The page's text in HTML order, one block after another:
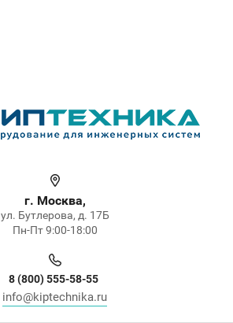
г. Москва,
ул. Бутлерова, д. 17Б
Пн-Пт 9:00-18:00
8 (800) 555-58-55
info@kiptechnika.ru